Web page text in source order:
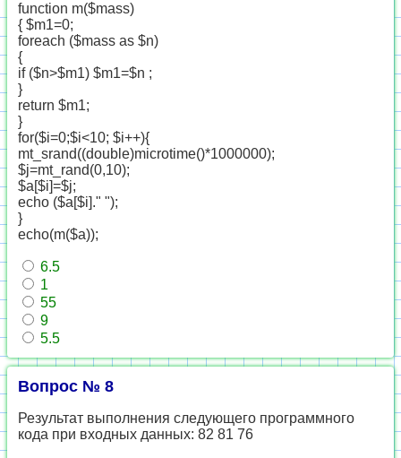
function m($mass)
{ $m1=0;
foreach ($mass as $n)
{
if ($n>$m1) $m1=$n ;
}
return $m1;
}
for($i=0;$i<10; $i++){
mt_srand((double)microtime()*1000000);
$j=mt_rand(0,10);
$a[$i]=$j;
echo ($a[$i]." ");
}
echo(m($a));
6.5
1
55
9
5.5
Вопрос № 8
Результат выполнения следующего программного
кода при входных данных: 82 81 76